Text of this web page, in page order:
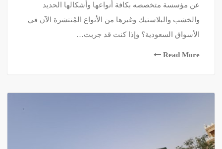
عن مؤسسة متخصصه بكافة أنواعها وأشكالها الحديد
والخشب والبلاستيك وغيرها من الأنواع المُنتشرة الآن في
الأسواق السعودية؟ وإذا كنت قد جربت…
Read More